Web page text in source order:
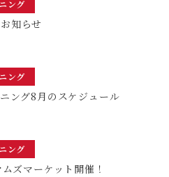
ング
知らせ
ング
ング8月のスケジュール
ング
ズマーケット開催！